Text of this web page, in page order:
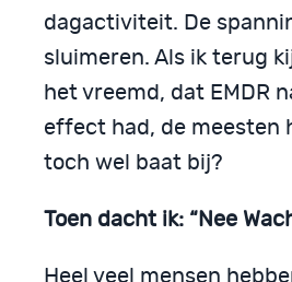
dagactiviteit. De
sluimeren. Als ik terug
het vreemd, dat EMDR
effect had, de meesten
toch wel baat bij?
Toen dacht ik: “Nee
Heel veel mensen